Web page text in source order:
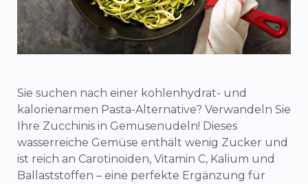
Sie suchen nach einer kohlenhydrat- und
kalorienarmen Pasta-Alternative? Verwandeln Sie
Ihre Zucchinis in Gemüsenudeln! Dieses
wasserreiche Gemüse enthält wenig Zucker und
ist reich an Carotinoiden, Vitamin C, Kalium und
Ballaststoffen – eine perfekte Ergänzung für